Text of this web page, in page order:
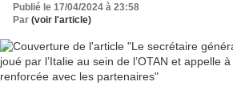
Publié le 17/04/2024 à 23:58
Par (voir l'article)